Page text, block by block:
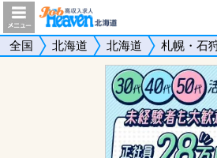
全国 北海道 北海道 札幌・石